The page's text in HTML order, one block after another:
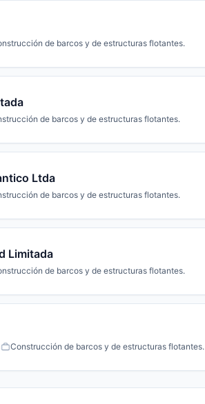
de barcos y de estructuras flotantes.
de barcos y de estructuras flotantes.
Ltda
de barcos y de estructuras flotantes.
Limitada
de barcos y de estructuras flotantes.
Construcción de barcos y de estructuras flotantes.